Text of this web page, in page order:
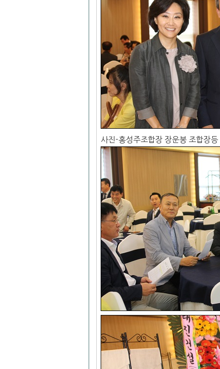
사진-홍성주조합장 장운봉 조합장등